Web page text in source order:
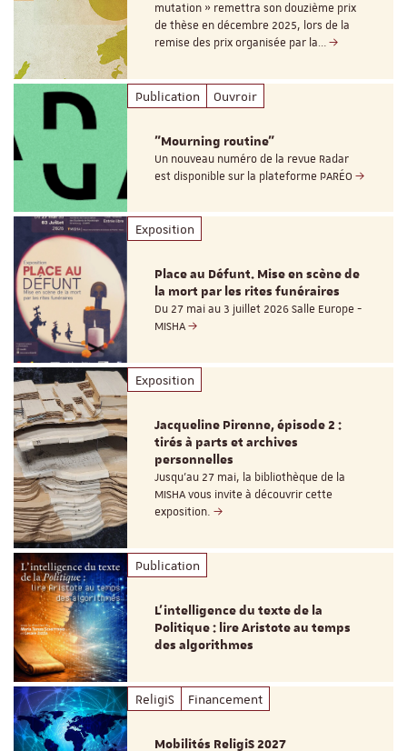
mutation » remettra son douzième prix
de thèse en décembre 2025, lors de la
remise des prix organisée par la…
Publication Ouvroir
"Mourning routine"
Un nouveau numéro de la revue Radar
est disponible sur la plateforme PARÉO
Exposition
Place au Défunt. Mise en scène de
la mort par les rites funéraires
Du 27 mai au 3 juillet 2026 Salle Europe -
MISHA
Exposition
Jacqueline Pirenne, épisode 2 :
tirés à parts et archives
personnelles
Jusqu’au 27 mai, la bibliothèque de la
MISHA vous invite à découvrir cette
exposition.
Publication
L’intelligence du texte de la
Politique : lire Aristote au temps
des algorithmes
ReligiS Financement
Mobilités ReligiS 2027